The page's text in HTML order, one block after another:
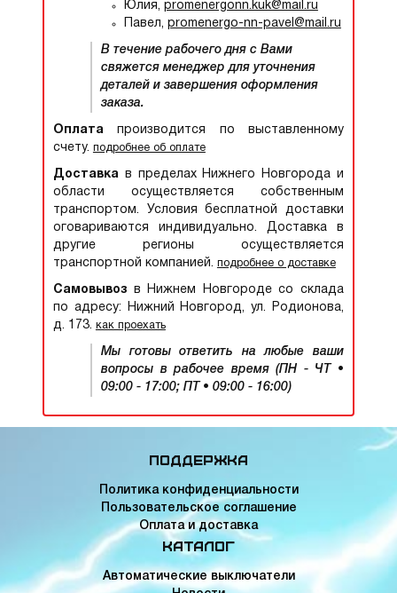
Юлия, promenergonn.kuk@mail.ru
Павел, promenergo-nn-pavel@mail.ru
В течение рабочего дня с Вами
свяжется менеджер для уточнения
деталей и завершения оформления
заказа.
Оплата производится по выставленному
счету. подробнее об оплате
Доставка в пределах Нижнего Новгорода и
области осуществляется собственным
транспортом. Условия бесплатной доставки
оговариваются индивидуально. Доставка в
другие регионы осуществляется
транспортной компанией. подробнее о доставке
Самовывозв Нижнем Новгороде со склада
по адресу: Нижний Новгород, ул. Родионова,
д. 173. как проехать
Мы готовы ответить на любые ваши
вопросы в рабочее время (ПН - ЧТ •
09:00 - 17:00; ПТ • 09:00 - 16:00)
Поддержка
Политика конфиденциальности
Пользовательское соглашение
Оплата и доставка
Каталог
Автоматические выключатели